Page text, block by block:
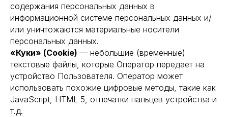
содержания персональных данных в
информационной системе персональных данных и/
или уничтожаются материальные носители
персональных данных.
«Куки» (Cookie) — небольшие (временные)
текстовые файлы, которые Оператор передает на
устройство Пользователя. Оператор может
использовать похожие цифровые методы, такие как
JavaScript, HTML 5, отпечатки пальцев устройства и
т.д.